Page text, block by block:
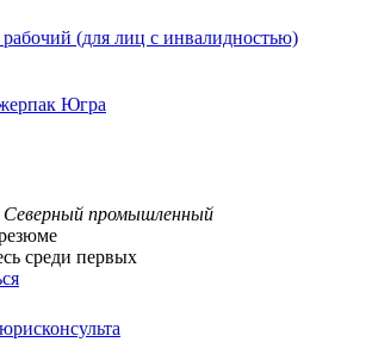
(для лиц с инвалидностью)
Югра
Северный промышленный
среди первых